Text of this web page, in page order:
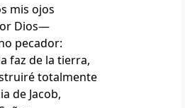
mis ojos
Dios—
pecador:
faz de la tierra,
totalmente
de Jacob,